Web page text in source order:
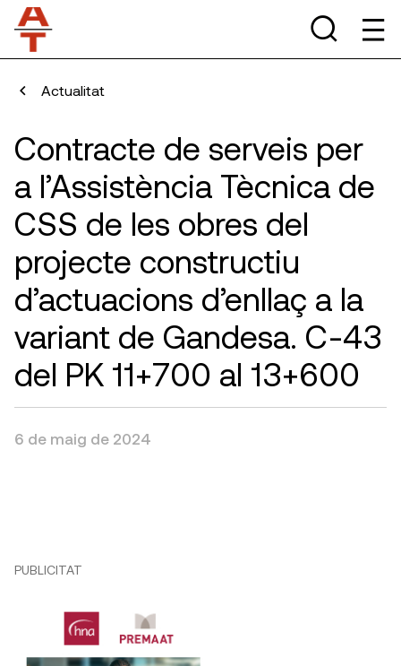
Actualitat
Contracte de serveis per
a l’Assistència Tècnica de
CSS de les obres del
projecte constructiu
d’actuacions d’enllaç a la
variant de Gandesa. C-43
del PK 11+700 al 13+600
6 de maig de 2024
PUBLICITAT